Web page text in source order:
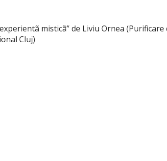
misticã” de Liviu Ornea (Purificare
Cluj)